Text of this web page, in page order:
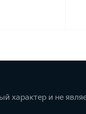
характер и не